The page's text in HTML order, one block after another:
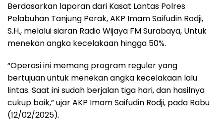
Berdasarkan laporan dari Kasat Lantas Polres
Pelabuhan Tanjung Perak, AKP Imam Saifudin Rodji,
S.H., melalui siaran Radio Wijaya FM Surabaya, Untuk
menekan angka kecelakaan hingga 50%.
“Operasi ini memang program reguler yang
bertujuan untuk menekan angka kecelakaan lalu
lintas. Saat ini sudah berjalan tiga hari, dan hasilnya
cukup baik,” ujar AKP Imam Saifudin Rodji, pada Rabu
(12/02/2025).